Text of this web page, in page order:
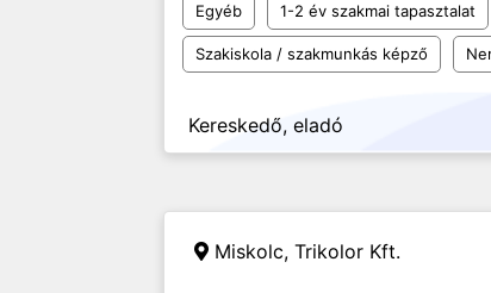
Egyéb 1-2 év szakmai tapasztalat
Szakiskola / szakmunkás képző
Kereskedő, eladó
Miskolc, Trikolor Kft.